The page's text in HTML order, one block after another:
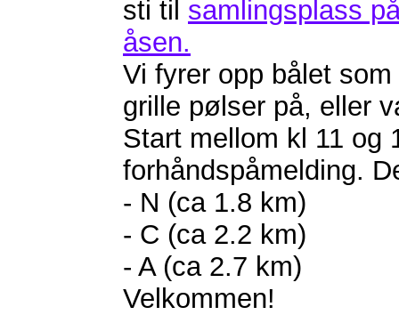
sti til samlingsplass
åsen.
Vi fyrer opp bålet
grille pølser på, eller
Start mellom kl 11 og
forhåndspåmelding.
- N (ca 1.8 km)
- C (ca 2.2 km)
- A (ca 2.7 km)
Velkommen!